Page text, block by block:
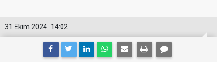
14:02
31 Ekim 2024